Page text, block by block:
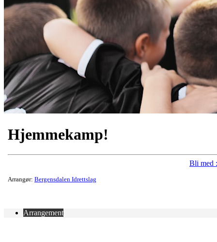
Hjemmekamp!
Arrangør: Bergensdalen Idrettslag
Bli med
Arrangement